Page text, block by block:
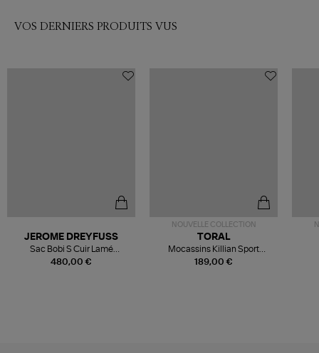
VOS DERNIERS PRODUITS VUS
480,00 €
JEROME DREYFUSS
Sac Bobi S Cuir Lamé
Champagne
NOUVELLE COLLECTION
189,00 €
TORAL
Mocassins Killian Sport
Mousse